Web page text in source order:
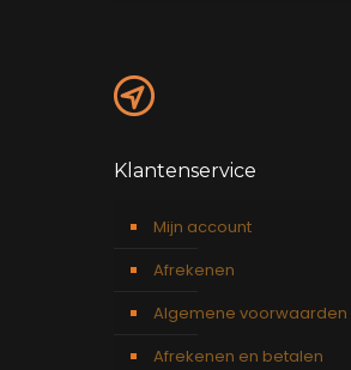
Klantenservice
Mijn account
Afrekenen
Algemene voorwaarden
Afrekenen en betalen